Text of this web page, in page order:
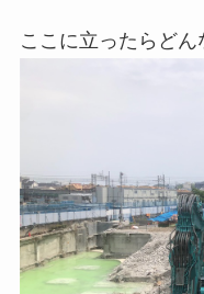
ここに立ったらどん